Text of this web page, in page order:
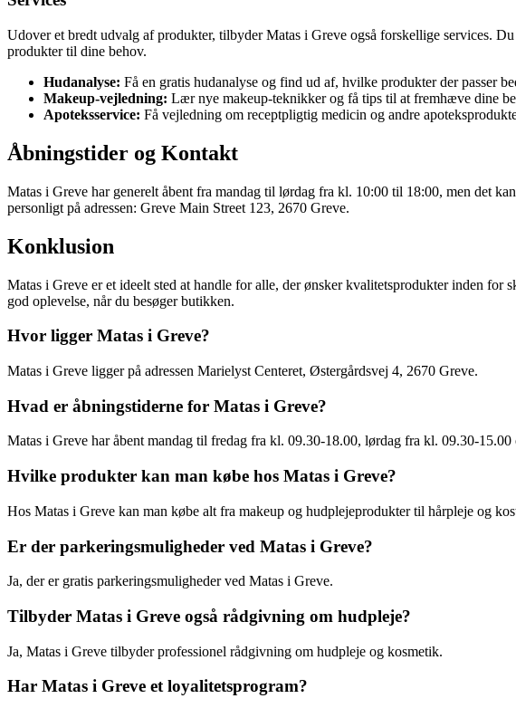
Udover et bredt udvalg af produkter, tilbyder Matas i Greve også forskellige services.
produkter til dine behov.
Hudanalyse: Få en gratis hudanalyse og find ud af, hvilke produkter der passer
Makeup-vejledning: Lær nye makeup-teknikker og få tips til at fremhæve dine
Apoteksservice: Få vejledning om receptpligtig medicin og andre
Åbningstider og Kontakt
Matas i Greve har generelt åbent fra mandag til lørdag fra kl. 10:00 til 18:00, men det
personligt på adressen: Greve Main Street 123, 2670 Greve.
Konklusion
Matas i Greve er et ideelt sted at handle for alle, der ønsker kvalitetsprodukter inden
god oplevelse, når du besøger butikken.
Hvor ligger Matas i Greve?
Matas i Greve ligger på adressen Marielyst Centeret, Østergårdsvej 4, 2670 Greve.
Hvad er åbningstiderne for Matas i Greve?
Matas i Greve har åbent mandag til fredag fra kl. 09.30-18.00, lørdag fra kl. 09.30-15.00
Hvilke produkter kan man købe hos Matas i Greve?
Hos Matas i Greve kan man købe alt fra makeup og hudplejeprodukter til hårpleje og
Er der parkeringsmuligheder ved Matas i Greve?
Ja, der er gratis parkeringsmuligheder ved Matas i Greve.
Tilbyder Matas i Greve også rådgivning om hudpleje?
Ja, Matas i Greve tilbyder professionel rådgivning om hudpleje og kosmetik.
Har Matas i Greve et loyalitetsprogram?